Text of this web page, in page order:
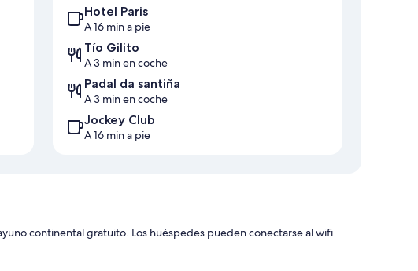
Hotel Paris
A 16 min a pie
Tío Gilito
A 3 min en coche
Padal da santiña
A 3 min en coche
Jockey Club
A 16 min a pie
continental gratuito. Los huéspedes pueden conectarse al wifi